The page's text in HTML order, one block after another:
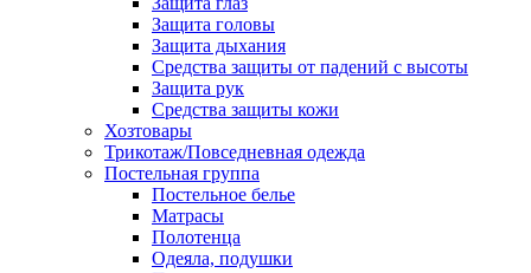
Защита головы
Защита дыхания
Средства защиты от падений с высоты
Защита рук
Средства защиты кожи
Хозтовары
Трикотаж/Повседневная одежда
Постельная группа
Постельное белье
Матрасы
Полотенца
Одеяла, подушки